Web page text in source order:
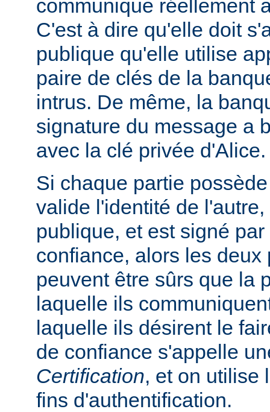
communique réellement
C'est à dire qu'elle doit
publique qu'elle utilise
paire de clés de la
intrus. De même, la
signature du message a
avec la clé privée d'Alice.
Si chaque partie
valide l'identité de
publique, et est signé
confiance, alors les deux
peuvent être sûrs que la
laquelle ils
laquelle ils désirent le
de confiance s'appelle
Certification, et on utilise
fins d'authentification.